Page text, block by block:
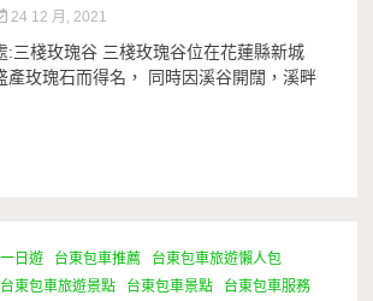
24 12 月, 2021
:三棧玫瑰谷 三棧玫瑰谷位在花蓮縣新城
產玫瑰石而得名， 同時因溪谷開闊，溪畔
日遊 台東包車推薦
台東包車旅遊懶人包
台東包車旅遊景點 台東包車景點
台東包車服務